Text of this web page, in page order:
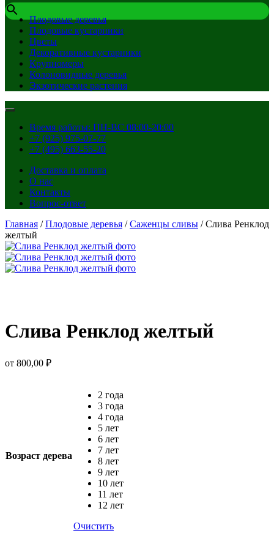
Плодовые деревья
Плодовые кустарники
Цветы
Декоративные кустарники
Крупномеры
Колоновидные деревья
Экзотические растения
Время работы: ПН-ВС 08:00-20:00
+7 (925) 975-07-77
+7 (495) 663-55-20
Доставка и оплата
О нас
Контакты
Вопрос-ответ
Главная /Плодовые деревья /Саженцы сливы / Слива Ренклод
желтый
Слива Ренклод желтый
от 800,00 ₽
Возраст дерева
2 года
3 года
4 года
5 лет
6 лет
7 лет
8 лет
9 лет
10 лет
11 лет
12 лет
Очистить